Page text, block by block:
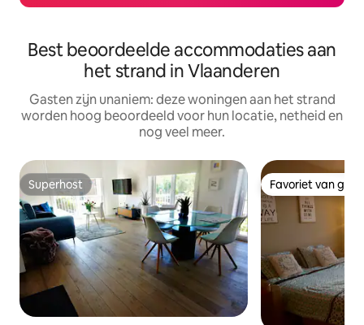
Best beoordeelde accommodaties aan
het strand in Vlaanderen
Gasten zijn unaniem: deze woningen aan het strand
worden hoog beoordeeld voor hun locatie, netheid en
nog veel meer.
Superhost
Superhost Favoriet van
Favoriet van